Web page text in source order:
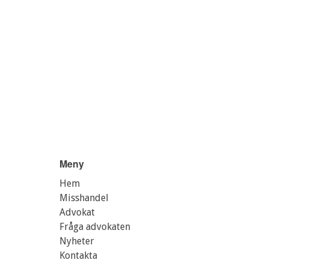
Meny
Hem
Misshandel
Advokat
Fråga advokaten
Nyheter
Kontakta